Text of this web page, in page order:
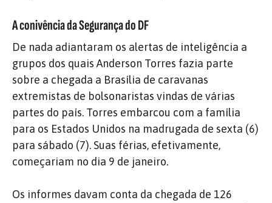
A conivência da Segurança do DF
De nada adiantaram os alertas de inteligência a
grupos dos quais Anderson Torres fazia parte
sobre a chegada a Brasília de caravanas
extremistas de bolsonaristas vindas de várias
partes do país. Torres embarcou com a família
para os Estados Unidos na madrugada de sexta (6)
para sábado (7). Suas férias, efetivamente,
começariam no dia 9 de janeiro.
Os informes davam conta da chegada de 126